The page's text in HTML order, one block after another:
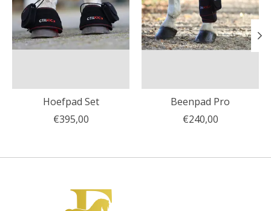
Hoefpad Set
€395,00
Beenpad Pro
€240,00